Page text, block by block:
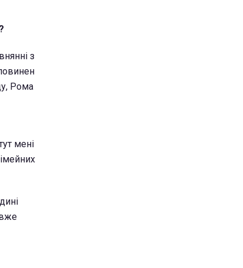
з
Рома
мені
вже